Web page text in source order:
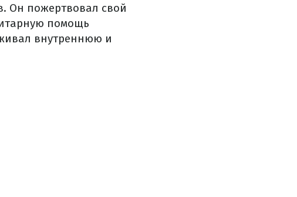
Он пожертвовал свой
помощь
внутреннюю и